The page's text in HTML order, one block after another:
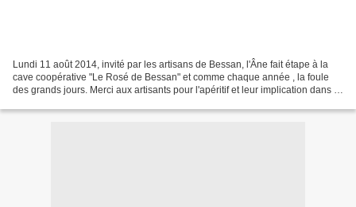
Lundi 11 août 2014, invité par les artisans de Bessan, l'Âne fait étape à la
cave coopérative "Le Rosé de Bessan" et comme chaque année , la foule
des grands jours. Merci aux artisants pour l'apéritif et leur implication dans "